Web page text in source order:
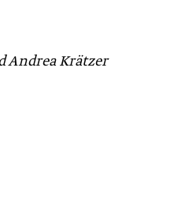
Andrea Krätzer